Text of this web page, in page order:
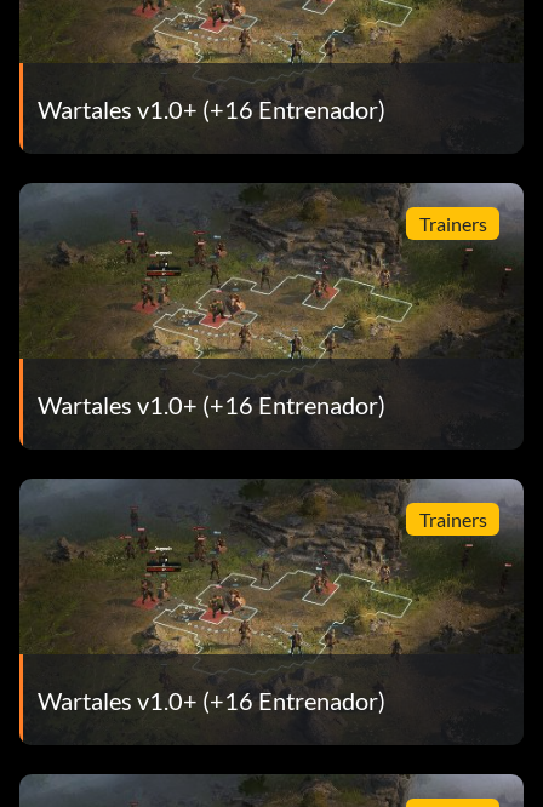
Wartales v1.0+ (+16 Entrenador)
Trainers
Wartales v1.0+ (+16 Entrenador)
Trainers
Wartales v1.0+ (+16 Entrenador)